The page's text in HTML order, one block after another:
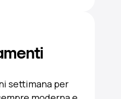
settimana per